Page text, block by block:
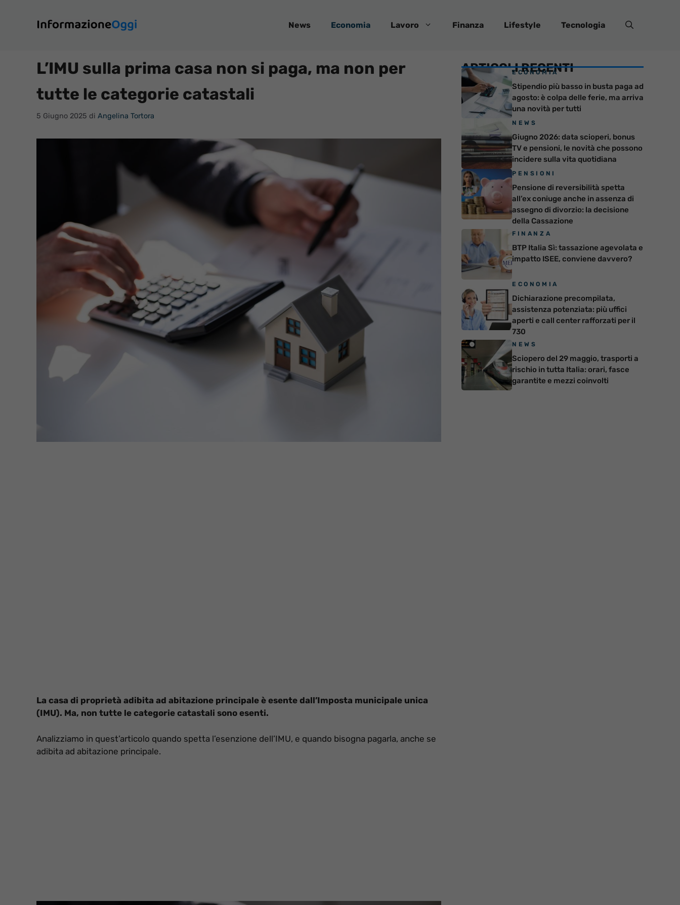
contenuto
News Economia Lavoro Finanza Lifestyle Tecnologia
L’IMU sulla prima casa non si paga, ma non per
tutte le categorie catastali
5 Giugno 2025 di Angelina Tortora
La casa di proprietà adibita ad abitazione principale è esente dall’Imposta municipale unica
(IMU). Ma, non tutte le categorie catastali sono esenti.
Analizziamo in quest’articolo quando spetta l’esenzione dell’IMU, e quando bisogna pagarla, anche se
adibita ad abitazione principale.
ARTICOLI RECENTI
ECONOMIA
Stipendio più basso in busta paga ad
agosto: è colpa delle ferie, ma arriva
una novità per tutti
NEWS
Giugno 2026: data scioperi, bonus
TV e pensioni, le novità che possono
incidere sulla vita quotidiana
PENSIONI
Pensione di reversibilità spetta
all’ex coniuge anche in assenza di
assegno di divorzio: la decisione
della Cassazione
FINANZA
BTP Italia Sì: tassazione agevolata e
impatto ISEE, conviene davvero?
ECONOMIA
Dichiarazione precompilata,
assistenza potenziata: più uffici
aperti e call center rafforzati per il
730
NEWS
Sciopero del 29 maggio, trasporti a
rischio in tutta Italia: orari, fasce
garantite e mezzi coinvolti